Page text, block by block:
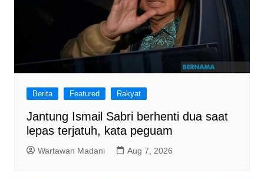
Berita Featured Rakyat
Jantung Ismail Sabri berhenti dua saat
lepas terjatuh, kata peguam
Wartawan Madani Aug 7, 2026